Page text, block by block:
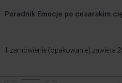
Poradnik Emocje po cesarskim
1 zamówienie (opakowanie) zawiera